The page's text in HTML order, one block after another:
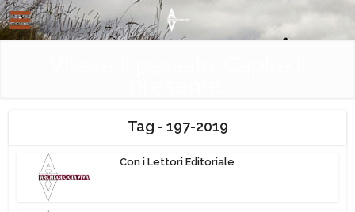
Tag - 197-2019
Con i Lettori Editoriale